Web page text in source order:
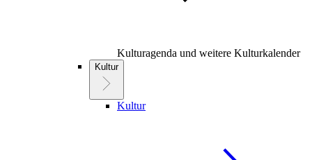
Kulturagenda und weitere Kulturkalender
Kultur
Kultur